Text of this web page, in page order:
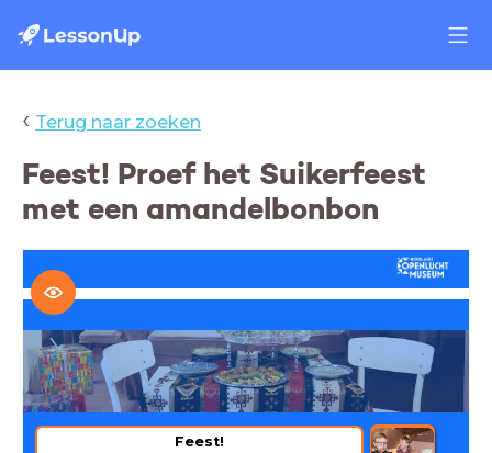
‹ Terug naar zoeken
Feest! Proef het Suikerfeest
met een amandelbonbon
Feest!